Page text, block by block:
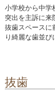
小学校から中学
突出を主訴に来
抜歯スペースに
り綺麗な歯並び
抜歯